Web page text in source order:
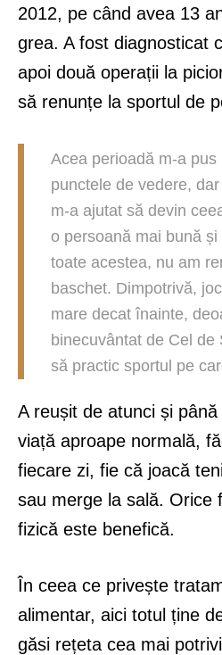
2012, pe când avea 13
grea. A fost diagnosticat
apoi două operații la
să renunțe la sportul de
Acea perioadă m-a
punctele de vedere,
m-a ajutat să devin
o persoană mai bună
toate acestea, nu am
baschet. Dimpotrivă,
mare decat înainte,
binecuvântat de Cel
să practic sportul pe
A reușit de atunci și
viață aproape normală,
fiecare zi, fie că joacă
sau merge la sală. Orice
fizică este benefică.
În ceea ce privește
alimentar, aici totul ține
găsi rețeta cea mai